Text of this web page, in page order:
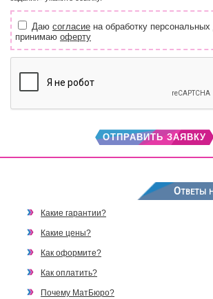
Даю согласие на обработку
принимаю оферту
ОТПРАВИТЬ ЗАЯВКУ
Ответы
Какие гарантии?
Какие цены?
Как оформите?
Как оплатить?
Почему МатБюро?